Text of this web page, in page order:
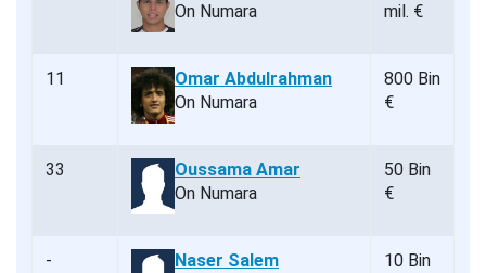
On Numara
mil. €
11
Omar Abdulrahman
On Numara
800 Bin
€
33
Oussama Amar
On Numara
50 Bin
€
-
Naser Salem
10 Bin